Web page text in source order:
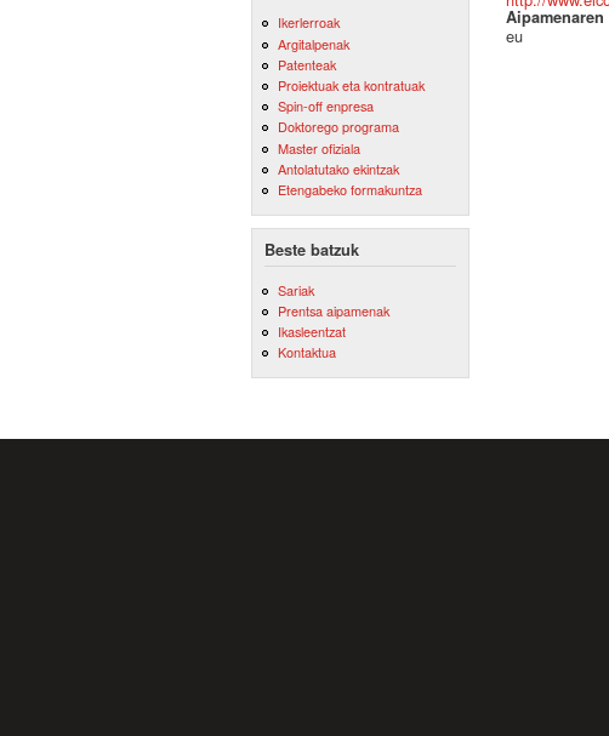
Ikerlerroak
Argitalpenak
Patenteak
Proiektuak eta kontratuak
Spin-off enpresa
Doktorego programa
Master ofiziala
Antolatutako ekintzak
Etengabeko formakuntza
Beste batzuk
Sariak
Prentsa aipamenak
Ikasleentzat
Kontaktua
eu